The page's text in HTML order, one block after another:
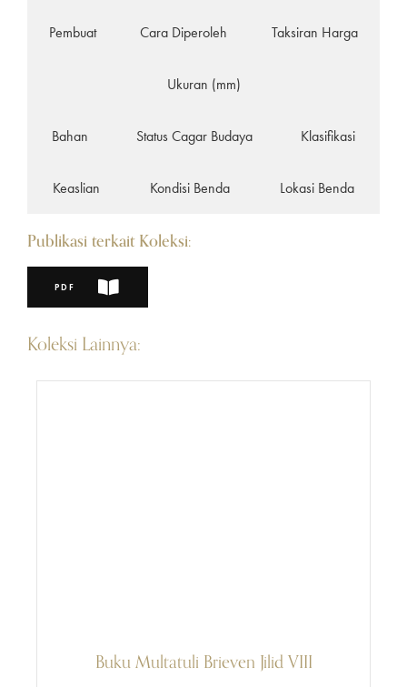
Pembuat Cara Diperoleh Taksiran Harga
Ukuran (mm)
Bahan Status Cagar Budaya Klasifikasi
Keaslian Kondisi Benda Lokasi Benda
Publikasi terkait Koleksi:
PDF
Koleksi Lainnya:
Buku Multatuli Brieven Jilid VIII